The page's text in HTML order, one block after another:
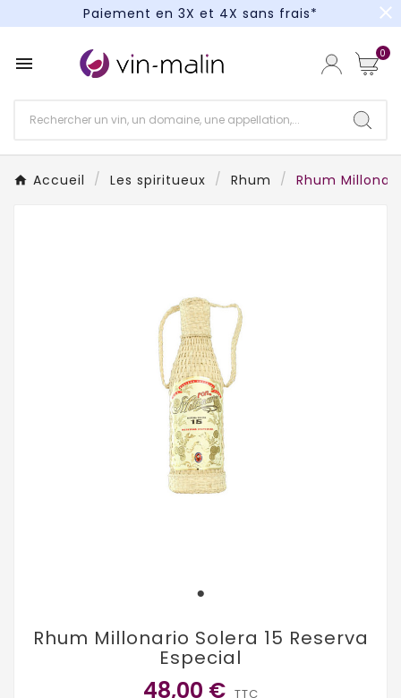
Paiement en 3X et 4X sans frais*
Paiement en 3X et 4X sans frais*
close
 0
Accueil Les spiritueux Rhum Rhum
Rhum Millonario Solera 15 Reserva
Especial
48,00 € TTC